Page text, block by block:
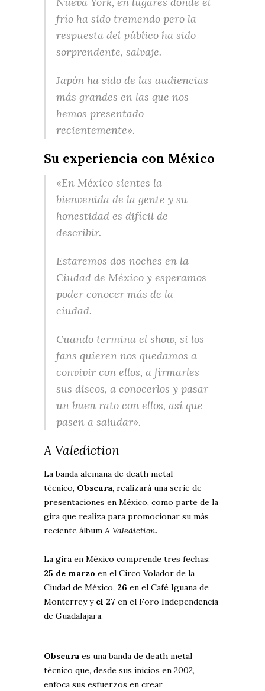
frío ha sido tremendo pero la
respuesta del público ha sido
sorprendente, salvaje.
Japón ha sido de las audiencias
más grandes en las que nos
hemos presentado
recientemente».
Su experiencia con México
«En México sientes la
bienvenida de la gente y su
honestidad es difícil de
describir.
Estaremos dos noches en la
Ciudad de México y esperamos
poder conocer más de la
ciudad.
Cuando termina el show, si los
fans quieren nos quedamos a
convivir con ellos, a firmarles
sus discos, a conocerlos y pasar
un buen rato con ellos, así que
pasen a saludar».
A Valediction
La banda alemana de death metal
técnico, Obscura, realizará una serie de
presentaciones en México, como parte de la
gira que realiza para promocionar su más
reciente álbumA Valediction.
La gira en México comprende tres fechas:
25 de marzo en el Circo Volador de la
Ciudad de México, 26 en el Café Iguana de
Monterrey yel 27 en el Foro Independencia
de Guadalajara.
Obscura es una banda de death metal
técnico que, desde sus inicios en 2002,
enfoca sus esfuerzos en crear